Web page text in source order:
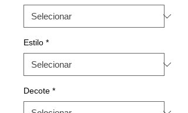
Estilo *
Decote *